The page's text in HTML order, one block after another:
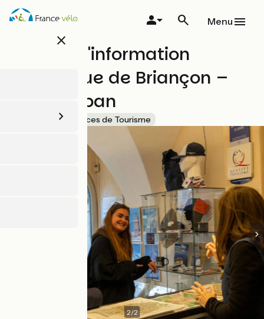
Aller
au
close
Menu
Bureau d'information
Touristique de Briançon –
Cité Vauban
Accueil Vélo Offices de Tourisme
2/2